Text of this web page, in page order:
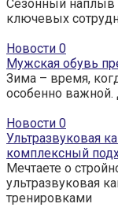
Сезонный наплыв
ключевых
Новости 0
Мужская обувь
Зима – время,
особенно важной.
Новости 0
Ультразвуковая
комплексный
Мечтаете о
ультразвуковая
тренировками